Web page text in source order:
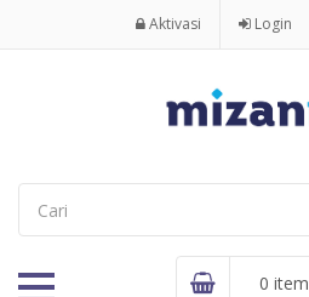
Aktivasi Login
0 item